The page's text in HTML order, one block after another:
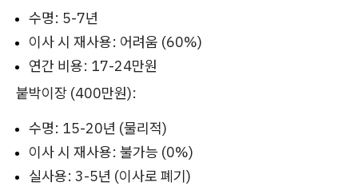
수명: 5-7년
이사 시 재사용: 어려움 (60%)
연간 비용: 17-24만원
붙박이장 (400만원):
수명: 15-20년 (물리적)
이사 시 재사용: 불가능 (0%)
실사용: 3-5년 (이사로 폐기)